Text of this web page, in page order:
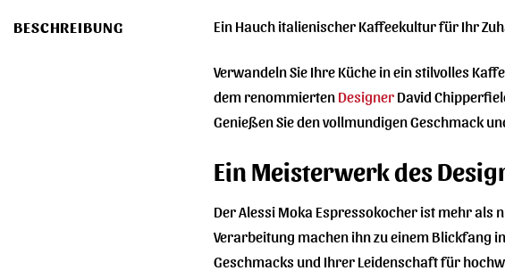
BESCHREIBUNG Ein Hauch italienischer Kaffeekultur für Ihr
Verwandeln Sie Ihre Küche in ein stilvolles
dem renommiertenDesignerDavid
Genießen Sie den vollmundigen Geschmack
Ein Meisterwerk des
Der Alessi Moka Espressokocher ist mehr als
Verarbeitung machen ihn zu einem Blickfang
Geschmacks und Ihrer Leidenschaft für